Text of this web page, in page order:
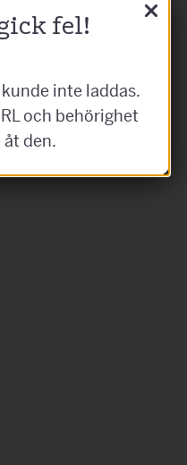
fel!
inte laddas.
och behörighet
den.